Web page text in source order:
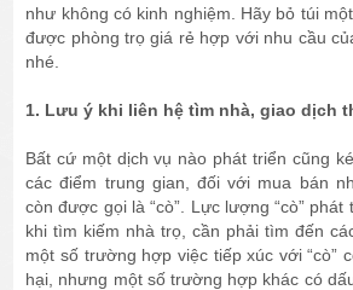
như không có kinh nghiệm. Hãy bỏ túi
được phòng trọ giá rẻ hợp với nhu cầu
nhé.
1. Lưu ý khi liên hệ tìm nhà, giao dịch
Bất cứ một dịch vụ nào phát triển cũng
các điểm trung gian, đối với mua bán
còn được gọi là “cò”. Lực lượng “cò” phát
khi tìm kiếm nhà trọ, cần phải tìm đến
một số trường hợp việc tiếp xúc với “cò”
hại, nhưng một số trường hợp khác có